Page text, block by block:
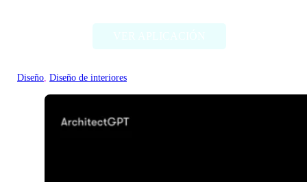
Diseño, Diseño de interiores